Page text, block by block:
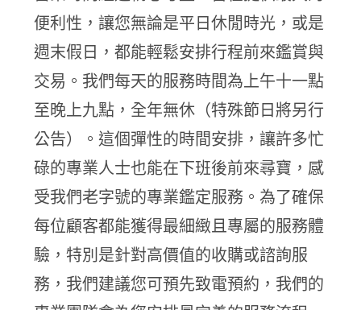
便利性，讓您無論是平日休閒時光，或是
週末假日，都能輕鬆安排行程前來鑑賞與
交易。我們每天的服務時間為上午十一點
至晚上九點，全年無休（特殊節日將另行
公告）。這個彈性的時間安排，讓許多忙
碌的專業人士也能在下班後前來尋寶，感
受我們老字號的專業鑑定服務。為了確保
每位顧客都能獲得最細緻且專屬的服務體
驗，特別是針對高價值的收購或諮詢服
務，我們建議您可預先致電預約，我們的